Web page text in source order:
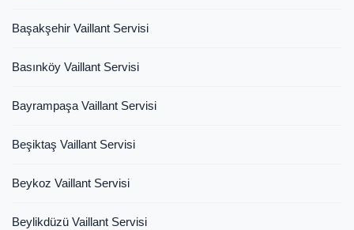
Başakşehir Vaillant Servisi
Basınköy Vaillant Servisi
Bayrampaşa Vaillant Servisi
Beşiktaş Vaillant Servisi
Beykoz Vaillant Servisi
Beylikdüzü Vaillant Servisi